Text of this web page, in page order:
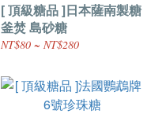
[ 頂級糖品 ]日本薩南製糖
釜焚 島砂糖
NT$80 ~ NT$280